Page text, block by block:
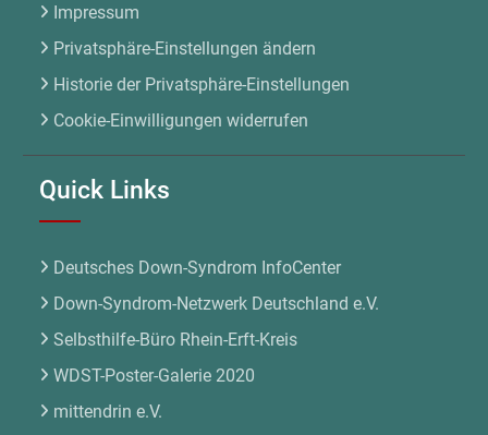
Impressum
Privatsphäre-Einstellungen ändern
Historie der Privatsphäre-Einstellungen
Cookie-Einwilligungen widerrufen
Quick Links
Deutsches Down-Syndrom InfoCenter
Down-Syndrom-Netzwerk Deutschland e.V.
Selbsthilfe-Büro Rhein-Erft-Kreis
WDST-Poster-Galerie 2020
mittendrin e.V.